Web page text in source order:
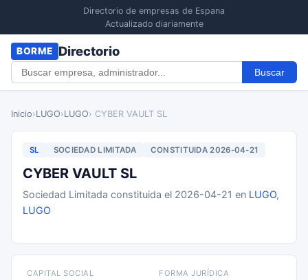
Directorio de empresas de Espana
Actualizado diariamente
BORME Directorio
Buscar
Inicio›LUGO›LUGO› CYBER VAULT SL
SL SOCIEDAD LIMITADA CONSTITUIDA 2026-04-21
CYBER VAULT SL
Sociedad Limitada constituida el 2026-04-21 en LUGO,
LUGO
CAPITAL SOCIAL FORMA JURÍDICA